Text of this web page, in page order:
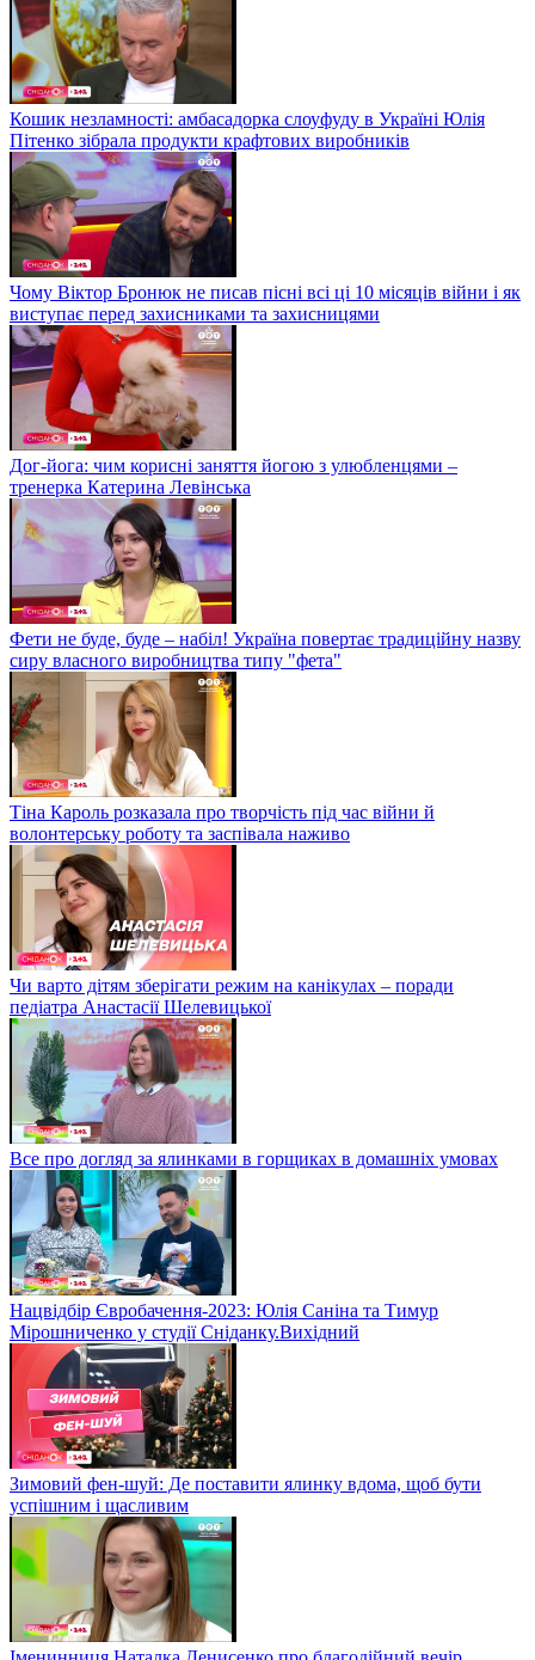
Кошик незламності: амбасадорка слоуфуду в Україні Юлія
Пітенко зібрала продукти крафтових виробників
Чому Віктор Бронюк не писав пісні всі ці 10 місяців війни і як
виступає перед захисниками та захисницями
Дог-йога: чим корисні заняття йогою з улюбленцями –
тренерка Катерина Левінська
Фети не буде, буде – набіл! Україна повертає традиційну назву
сиру власного виробництва типу "фета"
Тіна Кароль розказала про творчість під час війни й
волонтерську роботу та заспівала наживо
Чи варто дітям зберігати режим на канікулах – поради
педіатра Анастасії Шелевицької
Все про догляд за ялинками в горщиках в домашніх умовах
Нацвідбір Євробачення-2023: Юлія Саніна та Тимур
Мірошниченко у студії Сніданку.Вихідний
Зимовий фен-шуй: Де поставити ялинку вдома, щоб бути
успішним і щасливим